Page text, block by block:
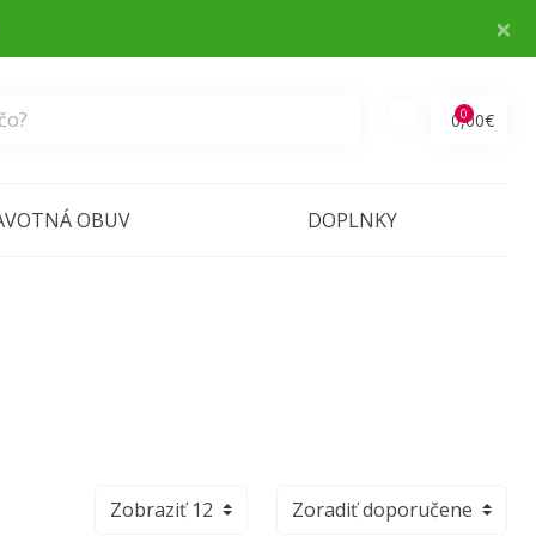
×
0
0,00€
OBUV DOPLNKY